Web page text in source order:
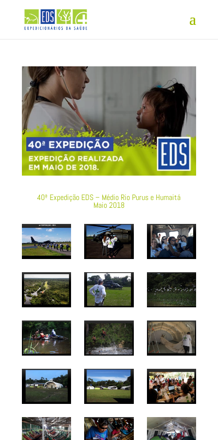
40ª Expedição EDS – Médio Rio Purus e Humaitá
Maio 2018